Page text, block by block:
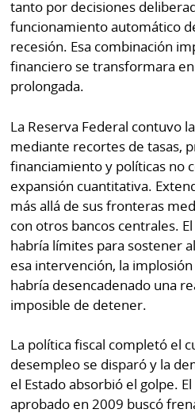
tanto por decisiones
funcionamiento automático
recesión. Esa combinación
financiero se transformara
prolongada.
La Reserva Federal contuvo
mediante recortes de tasas,
financiamiento y políticas no
expansión cuantitativa.
más allá de sus fronteras
con otros bancos centrales.
habría límites para sostener
esa intervención, la
habría desencadenado una
imposible de detener.
La política fiscal completó el
desempleo se disparó y la
el Estado absorbió el golpe.
aprobado en 2009 buscó